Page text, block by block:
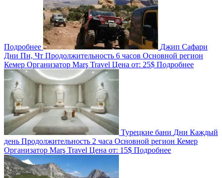
Подробнее
Джип Сафари
Дни Пн, Чт Продолжительность 6 часов Основной регион
Кемер Организатор Marş Travel Цена от: 25$ Подробнее
Турецкие бани Дни Каждый
день Продолжительность 2 часа Основной регион Кемер
Организатор Marş Travel Цена от: 15$ Подробнее